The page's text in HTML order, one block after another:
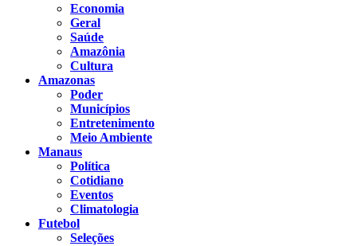
Economia
Geral
Saúde
Amazônia
Cultura
Amazonas
Poder
Municípios
Entretenimento
Meio Ambiente
Manaus
Política
Cotidiano
Eventos
Climatologia
Futebol
Seleções